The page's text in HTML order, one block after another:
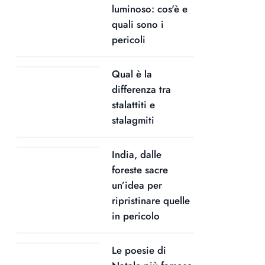
luminoso: cos'è e
quali sono i
pericoli
Qual è la
differenza tra
stalattiti e
stalagmiti
India, dalle
foreste sacre
un’idea per
ripristinare quelle
in pericolo
Le poesie di